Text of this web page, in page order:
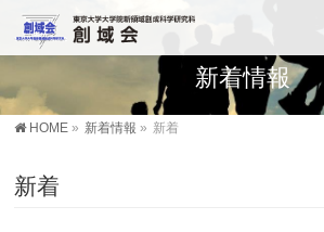
新着情報
HOME » 新着情報 » 新着
新着